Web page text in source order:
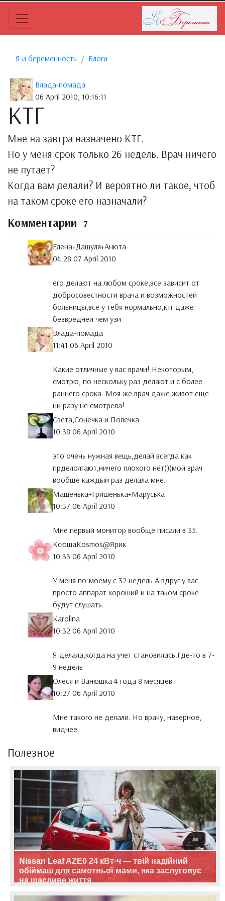
Я и беременность Блоги
Влада-помада
06 April 2010, 10:16:11
КТГ
Мне на завтра назначено КТГ.
Но у меня срок только 26 недель. Врач ничего
не путает?
Когда вам делали? И вероятно ли такое, чтоб
на таком сроке его назначали?
Комментарии 7
Елена+Дашуля+Анюта
04:28 07 April 2010
его делают на любом сроке,все зависит от
добросовестности врача и возможностей
больницы,все у тебя нормально,ктг даже
безвредней чем узи
Влада-помада
11:41 06 April 2010
Какие отличные у вас врачи! Некоторым,
смотрю, по нескольку раз делают и с более
раннего срока. Моя же врач даже живот еще
ни разу не смотрела!
Света,Сонечка и Полечка
10:38 06 April 2010
это очень нужная вещь,делай всегда как
прделолгают,ничего плохого нет)))мой врач
вообще каждый раз делала мне.
Машенька+Гришенька+Маруська
10:37 06 April 2010
Мне первый монитор вообще писали в 35.
КсюшаKosmos@Ярик
10:33 06 April 2010
У меня по-моему с 32 недель.А вдруг у вас
просто аппарат хороший и на таком сроке
будут слушать.
Karolina
10:32 06 April 2010
Я делала,когда на учет становилась.Где-то в 7-
9 недель
Олеся и Ванюшка 4 года 8 месяцев
10:27 06 April 2010
Мне такого не делали. Но врачу, наверное,
виднее.
Полезное
Nissan Leaf AZE0 24 кВт·ч — твій надійний
обіймаш для самотньої мами, яка заслуговує
на щасливе життя